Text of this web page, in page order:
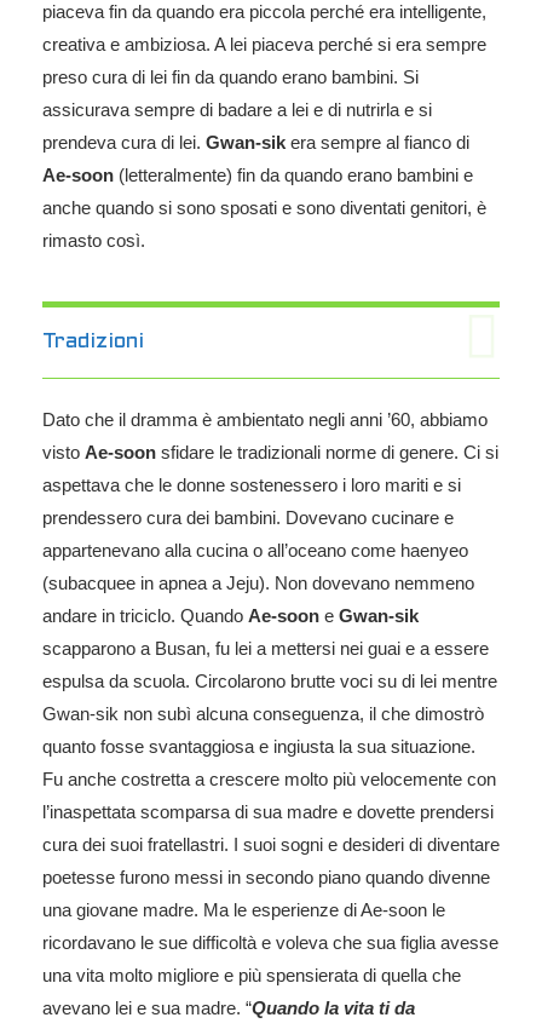
piaceva fin da quando era piccola perché era intelligente,
creativa e ambiziosa. A lei piaceva perché si era sempre
preso cura di lei fin da quando erano bambini. Si
assicurava sempre di badare a lei e di nutrirla e si
prendeva cura di lei. Gwan-sik era sempre al fianco di
Ae-soon (letteralmente) fin da quando erano bambini e
anche quando si sono sposati e sono diventati genitori, è
rimasto così.
Tradizioni
Dato che il dramma è ambientato negli anni ’60, abbiamo
visto Ae-soon sfidare le tradizionali norme di genere. Ci si
aspettava che le donne sostenessero i loro mariti e si
prendessero cura dei bambini. Dovevano cucinare e
appartenevano alla cucina o all’oceano come haenyeo
(subacquee in apnea a Jeju). Non dovevano nemmeno
andare in triciclo. Quando Ae-soon e Gwan-sik
scapparono a Busan, fu lei a mettersi nei guai e a essere
espulsa da scuola. Circolarono brutte voci su di lei mentre
Gwan-sik non subì alcuna conseguenza, il che dimostrò
quanto fosse svantaggiosa e ingiusta la sua situazione.
Fu anche costretta a crescere molto più velocemente con
l’inaspettata scomparsa di sua madre e dovette prendersi
cura dei suoi fratellastri. I suoi sogni e desideri di diventare
poetesse furono messi in secondo piano quando divenne
una giovane madre. Ma le esperienze di Ae-soon le
ricordavano le sue difficoltà e voleva che sua figlia avesse
una vita molto migliore e più spensierata di quella che
avevano lei e sua madre. “Quando la vita ti da